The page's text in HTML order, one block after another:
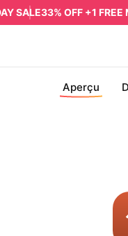
SALE33% OFF +1 FREE
Aperçu